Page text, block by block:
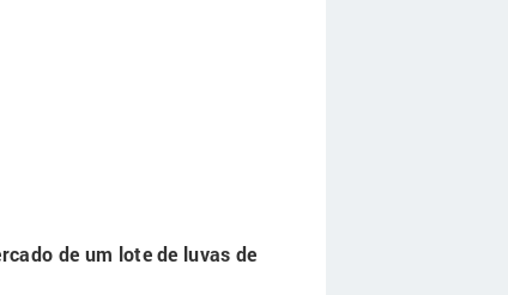
de um lote de luvas de